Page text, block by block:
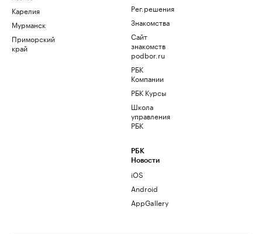
Карелия
Мурманск
Приморский
край
Рег.решения
Знакомства
Сайт
знакомств
podbor.ru
РБК
Компании
РБК Курсы
Школа
управления
РБК
РБК
Новости
iOS
Android
AppGallery